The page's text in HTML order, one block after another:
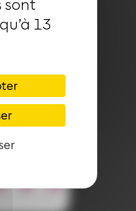
13
un PV
du réseau